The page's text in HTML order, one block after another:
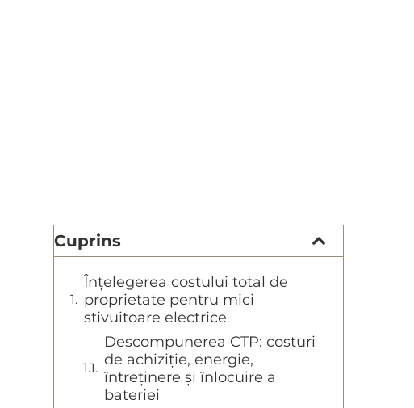
Cuprins
Înțelegerea costului total de
proprietate pentru mici
stivuitoare electrice
Descompunerea CTP: costuri
de achiziție, energie,
întreținere și înlocuire a
bateriei